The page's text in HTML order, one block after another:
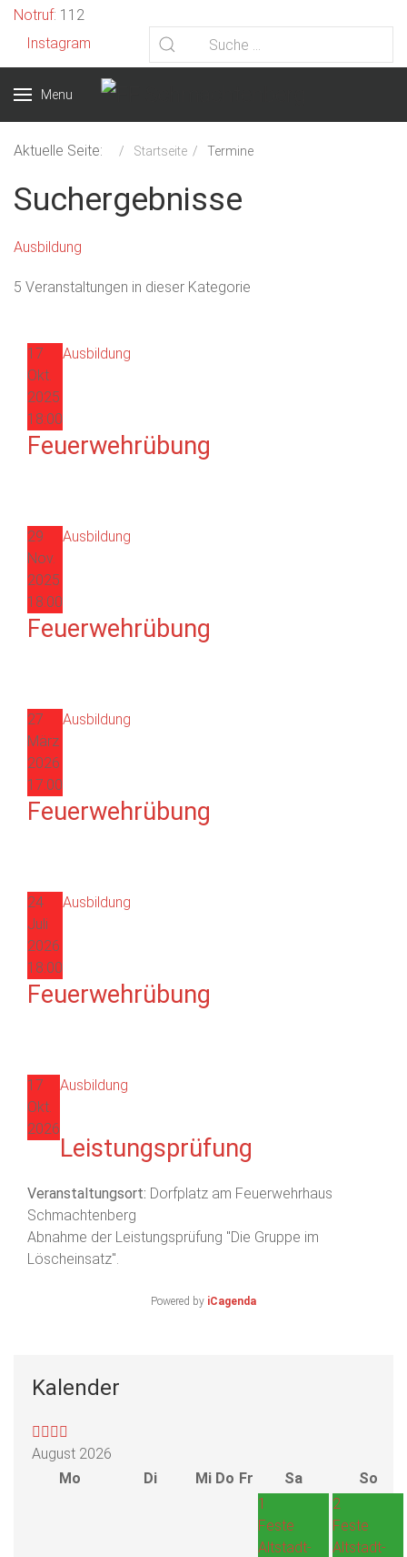
Notruf: 112
Instagram
Menu
Aktuelle Seite: Startseite Termine
Suchergebnisse
Ausbildung
5 Veranstaltungen in dieser Kategorie
17
Okt.
2025
18:00
Ausbildung
Feuerwehrübung
29
Nov.
2025
18:00
Ausbildung
Feuerwehrübung
27
März
2026
17:00
Ausbildung
Feuerwehrübung
24
Juli
2026
18:00
Ausbildung
Feuerwehrübung
17
Okt.
2026
Ausbildung
Leistungsprüfung
Veranstaltungsort: Dorfplatz am Feuerwehrhaus
Schmachtenberg
Abnahme der Leistungsprüfung "Die Gruppe im
Löscheinsatz".
Powered by iCagenda
Kalender
Jahr
Monat
JahrMonat
August 2026
Mo
Di Mi Do Fr Sa
So
1
Feste
Altstadt-
2
Feste
Altstadt-